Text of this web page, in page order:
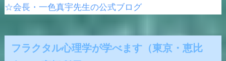
☆会長・一色真宇先生の公式ブログ
フラクタル心理学が学べます（東京・恵比